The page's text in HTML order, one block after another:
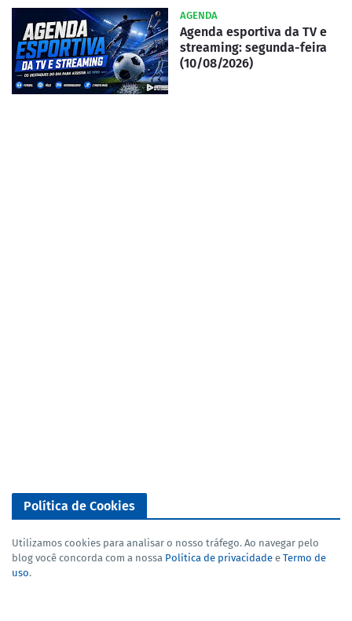
AGENDA
Agenda esportiva da TV e
streaming: segunda-feira
(10/08/2026)
Política de Cookies
Utilizamos cookies para analisar o nosso tráfego. Ao navegar pelo
blog você concorda com a nossa Política de privacidade e Termo de
uso.